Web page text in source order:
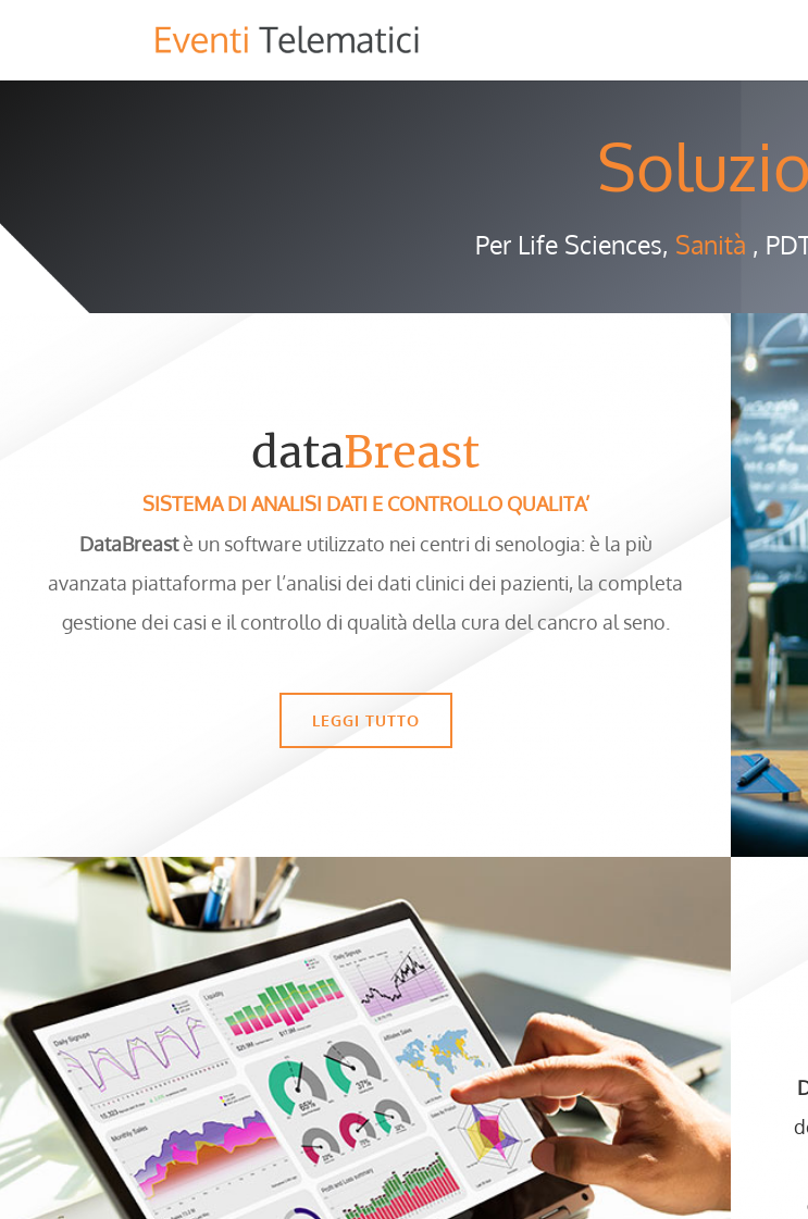
Per Life Sciences, Sanità ,
dataBreast
SISTEMA DI ANALISI DATI E CONTROLLO QUALITA’
DataBreastè un software utilizzato nei centri di senologia: è la più
avanzata piattaforma per l’analisi dei dati clinici dei pazienti, la completa
gestione dei casi e il controllo di qualità della cura del cancro al seno.
LEGGI TUTTO